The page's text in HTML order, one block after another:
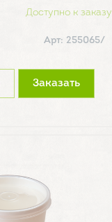
Доступно к заказу
Арт: 255065/
Заказать